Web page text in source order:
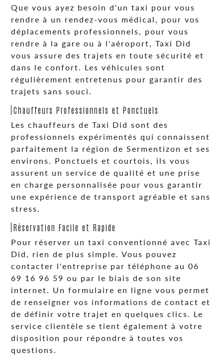
Que vous ayez besoin d'un taxi pour vous
rendre à un rendez-vous médical, pour vos
déplacements professionnels, pour vous
rendre à la gare ou à l'aéroport, Taxi Did
vous assure des trajets en toute sécurité et
dans le confort. Les véhicules sont
régulièrement entretenus pour garantir des
trajets sans souci.
Chauffeurs Professionnels et Ponctuels
Les chauffeurs de Taxi Did sont des
professionnels expérimentés qui connaissent
parfaitement la région de Sermentizon et ses
environs. Ponctuels et courtois, ils vous
assurent un service de qualité et une prise
en charge personnalisée pour vous garantir
une expérience de transport agréable et sans
stress.
Réservation Facile et Rapide
Pour réserver un taxi conventionné avec Taxi
Did, rien de plus simple. Vous pouvez
contacter l'entreprise par téléphone au 06
69 16 96 59 ou par le biais de son site
internet. Un formulaire en ligne vous permet
de renseigner vos informations de contact et
de définir votre trajet en quelques clics. Le
service clientèle se tient également à votre
disposition pour répondre à toutes vos
questions.